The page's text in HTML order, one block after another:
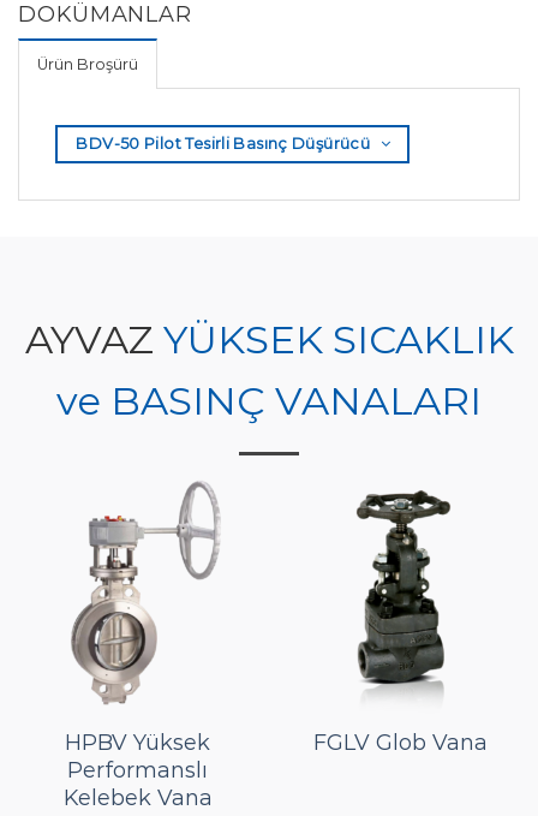
DOKÜMANLAR
Ürün Broşürü
BDV-50 Pilot Tesirli Basınç Düşürücü
AYVAZ YÜKSEK SICAKLIK
ve BASINÇ VANALARI
HPBV Yüksek
Performanslı
Kelebek Vana
FGLV Glob Vana